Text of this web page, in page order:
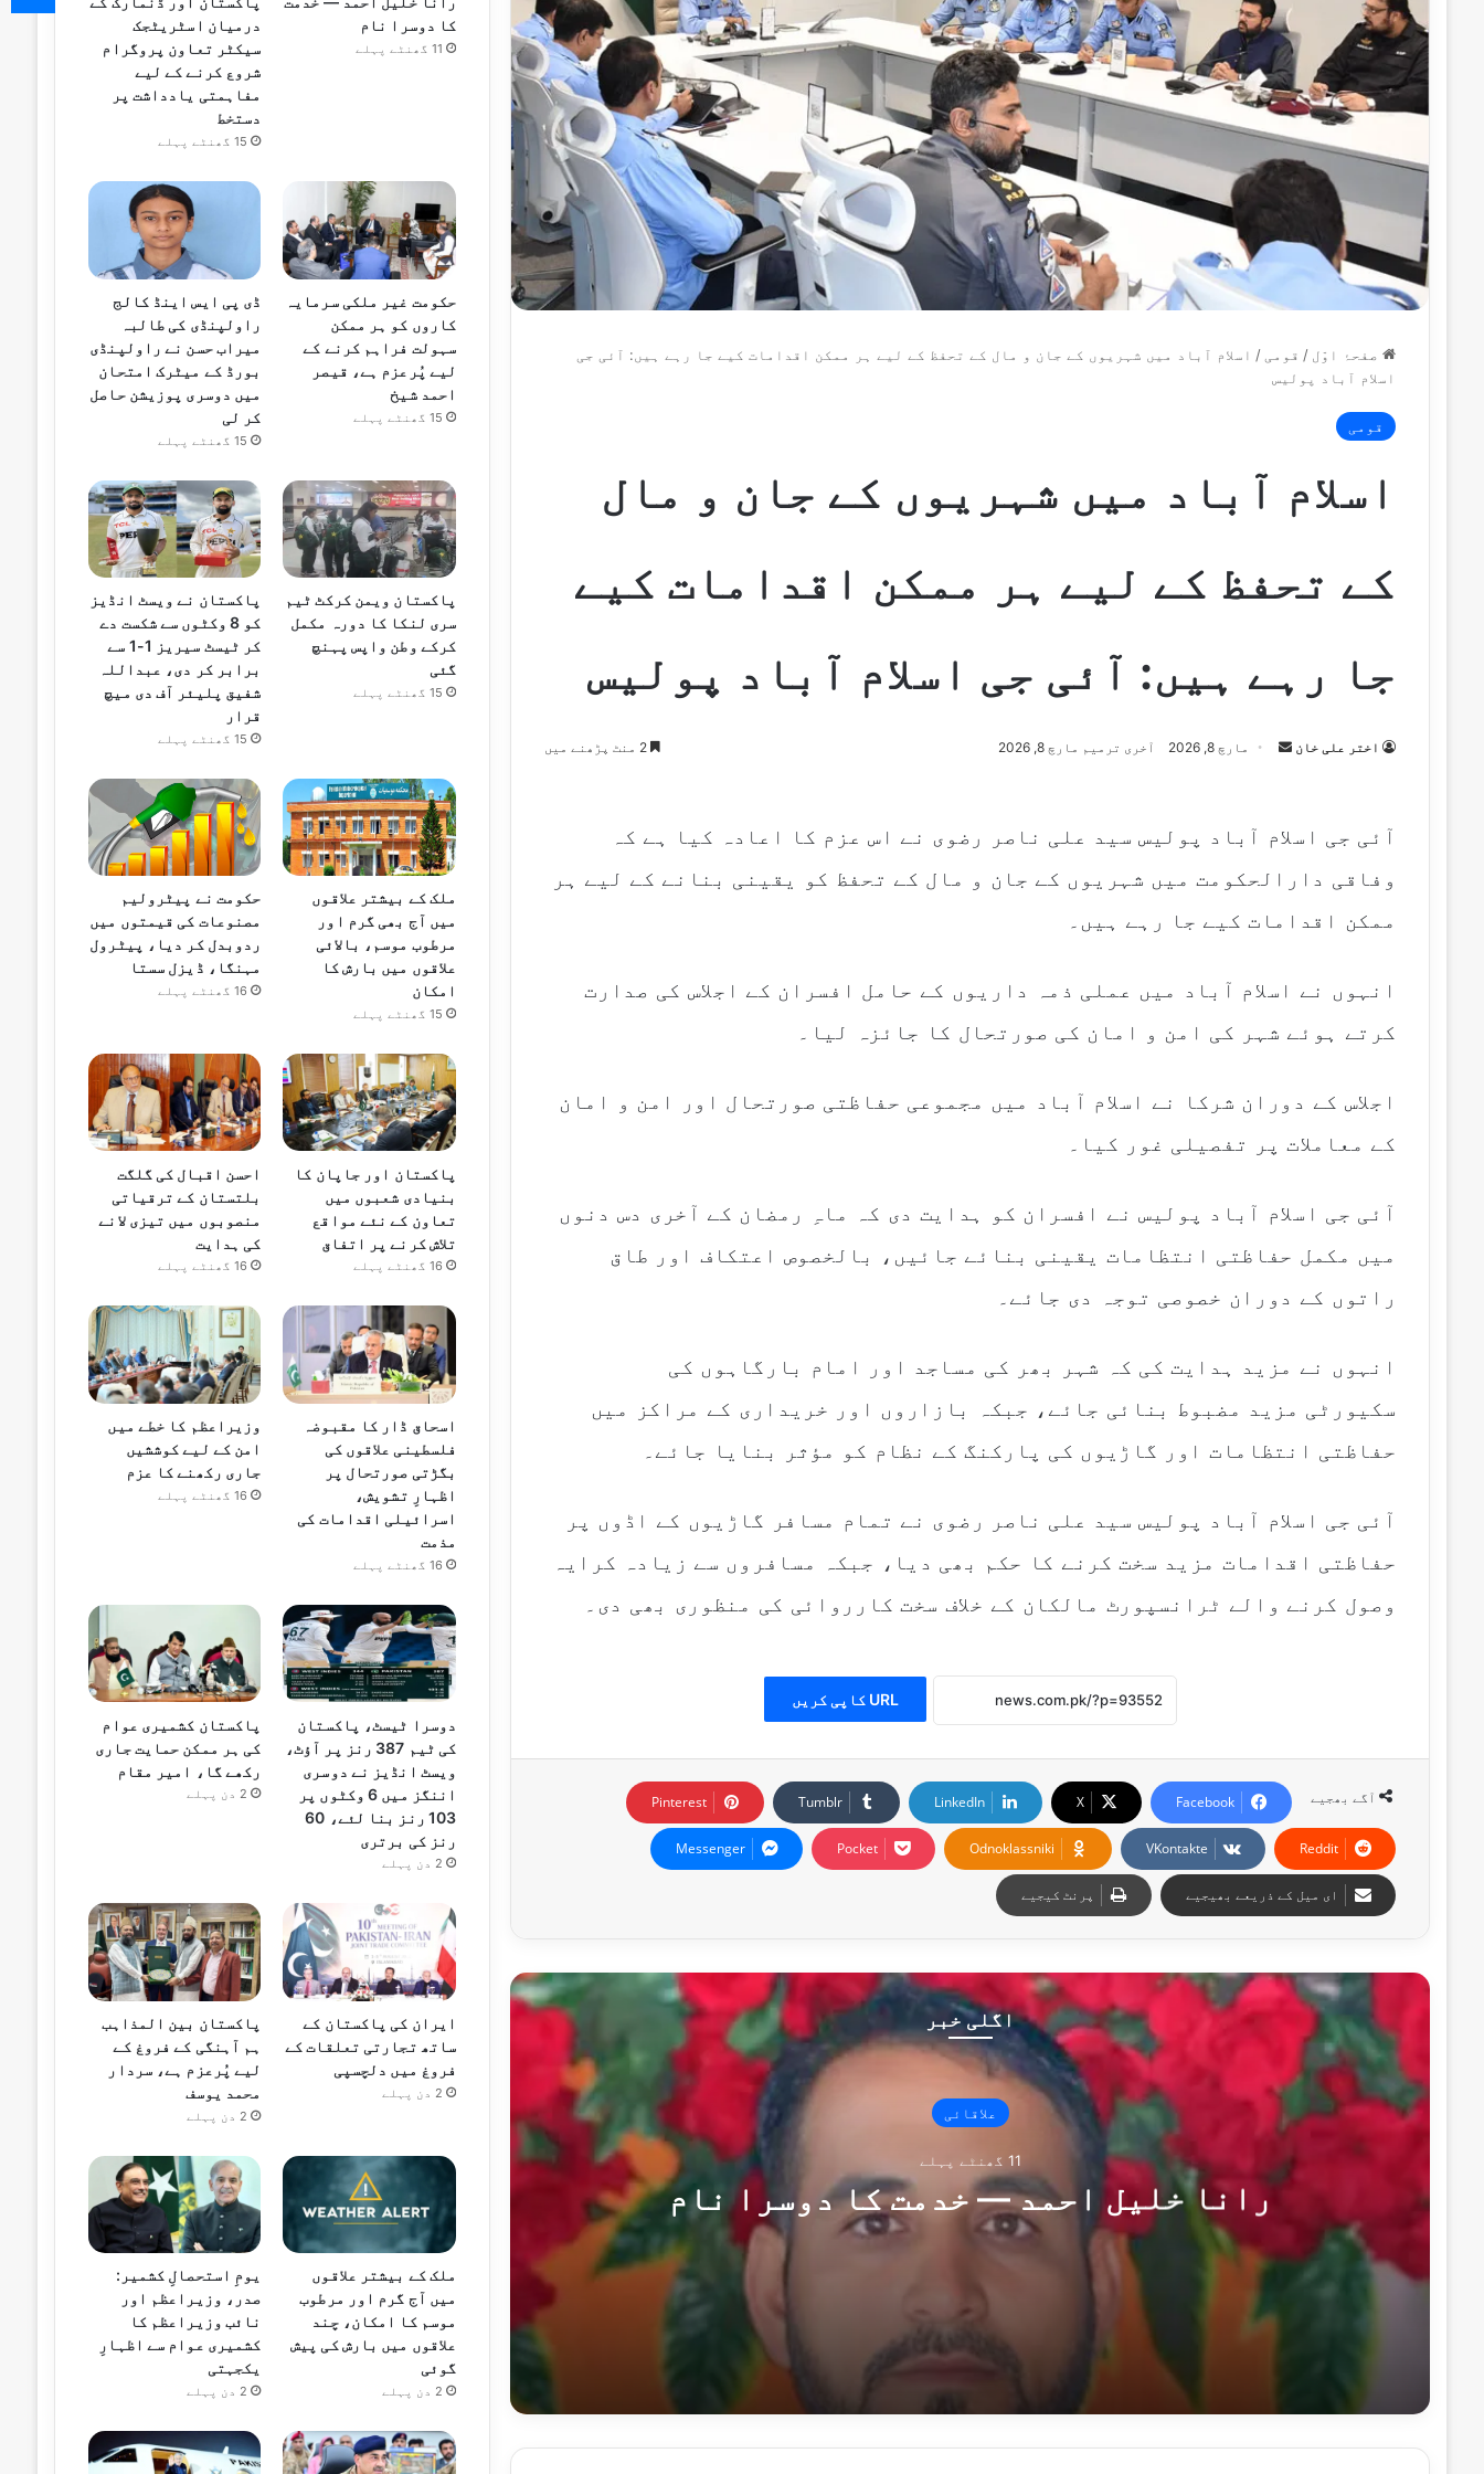
صفحۂ اوّل / قومی / اسلام آباد میں شہریوں کے جان و مال کے تحفظ کے لیے ہر ممکن اقدامات کیے جا رہے ہیں: آئی جی
اسلام آباد پولیس
قومی
اسلام آباد میں شہریوں کے جان و مال
کے تحفظ کے لیے ہر ممکن اقدامات کیے
جا رہے ہیں: آئی جی اسلام آباد پولیس
اختر علی خان
Send مارچ 8, 2026 آخری ترمیم مارچ 8, 2026 2 منٹ پڑھنے میں
آئی جی اسلام آباد پولیس سید علی ناصر رضوی نے اس عزم کا اعادہ کیا ہے کہ
وفاقی دارالحکومت میں شہریوں کے جان و مال کے تحفظ کو یقینی بنانے کے لیے ہر
ممکن اقدامات کیے جا رہے ہیں۔
انہوں نے اسلام آباد میں عملی ذمہ داریوں کے حامل افسران کے اجلاس کی صدارت
کرتے ہوئے شہر کی امن و امان کی صورتحال کا جائزہ لیا۔
اجلاس کے دوران شرکا نے اسلام آباد میں مجموعی حفاظتی صورتحال اور امن و امان
کے معاملات پر تفصیلی غور کیا۔
آئی جی اسلام آباد پولیس نے افسران کو ہدایت دی کہ ماہِ رمضان کے آخری دس دنوں
میں مکمل حفاظتی انتظامات یقینی بنائے جائیں، بالخصوص اعتکاف اور طاق
راتوں کے دوران خصوصی توجہ دی جائے۔
انہوں نے مزید ہدایت کی کہ شہر بھر کی مساجد اور امام بارگاہوں کی
سکیورٹی مزید مضبوط بنائی جائے، جبکہ بازاروں اور خریداری کے مراکز میں
حفاظتی انتظامات اور گاڑیوں کی پارکنگ کے نظام کو مؤثر بنایا جائے۔
آئی جی اسلام آباد پولیس سید علی ناصر رضوی نے تمام مسافر گاڑیوں کے اڈوں پر
حفاظتی اقدامات مزید سخت کرنے کا حکم بھی دیا، جبکہ مسافروں سے زیادہ کرایہ
وصول کرنے والے ٹرانسپورٹ مالکان کے خلاف سخت کارروائی کی منظوری بھی دی۔
URL کاپی کریں
آگے بھجیے Facebook
X
LinkedIn
Tumblr
Pinterest
Reddit
VKontakte
Odnoklassniki
Pocket
Messenger
ای میل کے ذریعے بھیجیے پرنٹ کیجیے
اگلی خبر
علاقائی
11 گھنٹے پہلے
رانا خلیل احمد — خدمت کا دوسرا نام
رانا خلیل احمد — خدمت کا دوسرا نام
کا دوسرا نام
11 گھنٹے پہلے
درمیان اسٹریٹجک
سیکٹر تعاون پروگرام
شروع کرنے کے لیے
مفاہمتی یادداشت پر
دستخط
15 گھنٹے پہلے
حکومت غیر ملکی سرمایہ
کاروں کو ہر ممکن
سہولت فراہم کرنے کے
لیے پُرعزم ہے، قیصر
احمد شیخ
15 گھنٹے پہلے
ڈی پی ایس اینڈ کالج
راولپنڈی کی طالبہ
میراب حسن نے راولپنڈی
بورڈ کے میٹرک امتحان
میں دوسری پوزیشن حاصل
کر لی
15 گھنٹے پہلے
پاکستان ویمن کرکٹ ٹیم
سری لنکا کا دورہ مکمل
کرکے وطن واپس پہنچ
گئی
15 گھنٹے پہلے
پاکستان نے ویسٹ انڈیز
کو 8 وکٹوں سے شکست دے
کر ٹیسٹ سیریز 1-1 سے
برابر کر دی، عبداللہ
شفیق پلیئر آف دی میچ
قرار
15 گھنٹے پہلے
ملک کے بیشتر علاقوں
میں آج بھی گرم اور
مرطوب موسم، بالائی
علاقوں میں بارش کا
امکان
15 گھنٹے پہلے
حکومت نے پیٹرولیم
مصنوعات کی قیمتوں میں
ردوبدل کر دیا، پیٹرول
مہنگا، ڈیزل سستا
16 گھنٹے پہلے
پاکستان اور جاپان کا
بنیادی شعبوں میں
تعاون کے نئے مواقع
تلاش کرنے پر اتفاق
16 گھنٹے پہلے
احسن اقبال کی گلگت
بلتستان کے ترقیاتی
منصوبوں میں تیزی لانے
کی ہدایت
16 گھنٹے پہلے
اسحاق ڈار کا مقبوضہ
فلسطینی علاقوں کی
بگڑتی صورتحال پر
اظہارِ تشویش،
اسرائیلی اقدامات کی
مذمت
16 گھنٹے پہلے
وزیراعظم کا خطے میں
امن کے لیے کوششیں
جاری رکھنے کا عزم
16 گھنٹے پہلے
دوسرا ٹیسٹ، پاکستان
کی ٹیم 387 رنز پر آؤٹ،
ویسٹ انڈیز نے دوسری
اننگز میں 6 وکٹوں پر
103 رنز بنا لئے، 60
رنز کی برتری
2 دن پہلے
پاکستان کشمیری عوام
کی ہر ممکن حمایت جاری
رکھے گا، امیر مقام
2 دن پہلے
ایران کی پاکستان کے
ساتھ تجارتی تعلقات کے
فروغ میں دلچسپی
2 دن پہلے
پاکستان بین المذاہب
ہم آہنگی کے فروغ کے
لیے پُرعزم ہے، سردار
محمد یوسف
2 دن پہلے
ملک کے بیشتر علاقوں
میں آج گرم اور مرطوب
موسم کا امکان، چند
علاقوں میں بارش کی پیش
گوئی
2 دن پہلے
یومِ استحصالِ کشمیر:
صدر، وزیراعظم اور
نائب وزیراعظم کا
کشمیری عوام سے اظہارِ
یکجہتی
2 دن پہلے